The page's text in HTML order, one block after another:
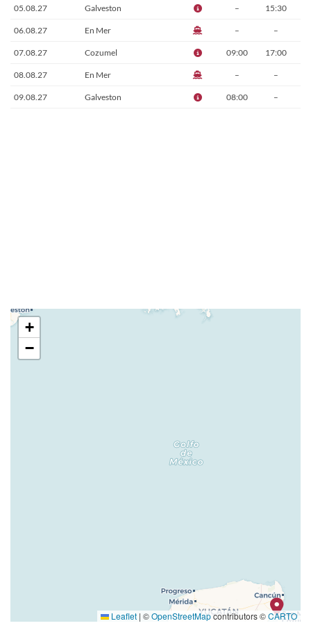
05.08.27 Galveston – 15:30
06.08.27 En Mer – –
07.08.27 Cozumel 09:00 17:00
08.08.27 En Mer – –
09.08.27 Galveston 08:00 –
+
−
Leaflet | ©OpenStreetMapcontributors ©CARTO